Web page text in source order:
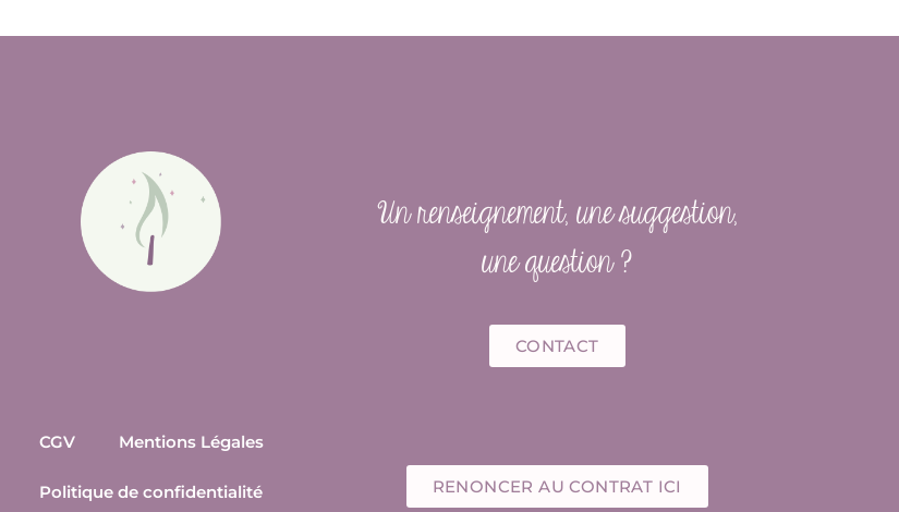
CGV Mentions Légales
Politique de confidentialité
Un renseignement, une suggestion,
une question ?
CONTACT
RENONCER AU CONTRAT ICI